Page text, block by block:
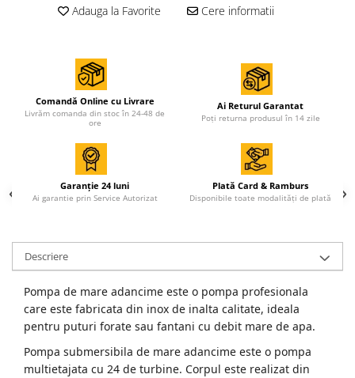
Adauga la Favorite Cere informatii
Comandă Online cu Livrare
Livrăm comanda din stoc în 24-48 de
ore
Ai Returul Garantat
Poți returna produsul în 14 zile
Garanție 24 luni
Ai garantie prin Service Autorizat
Plată Card & Ramburs
Disponibile toate modalități de plată
Descriere
Pompa de mare adancime este o pompa profesionala
care este fabricata din inox de inalta calitate, ideala
pentru puturi forate sau fantani cu debit mare de apa.
Pompa submersibila de mare adancime este o pompa
multietajata cu 24 de turbine. Corpul este realizat din